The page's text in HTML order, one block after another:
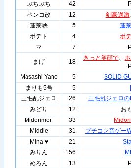
ぷちぷち
42
ペンコ改
12 剣豪過激
蓬莱峡
5
蓬
ポテト
4
ポ
マ
7
まげ 18
きっと笑顔で、
Masashi Yano
5
SOLID
まりも5号
5
三毛乱ジェロ
26 三毛乱ジェロ
みどり
12
お
Midorimori
33
Middle
31 プチコン音ゲー
Mina ♥
21
みりん
156
めろん
13